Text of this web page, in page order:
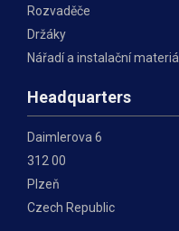
Rozvaděče
Držáky
Nářadí a instalační materiál
Headquarters
Daimlerova 6
312 00
Plzeň
Czech Republic